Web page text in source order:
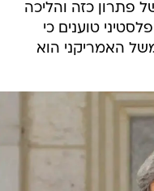
פתרון כזה והליכה
טוענים כי
האמריקני הוא